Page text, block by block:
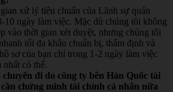
xử lý tiêu chuẩn của Lãnh sự quán
10 ngày làm việc. Mặc dù chúng tôi không
vào thời gian xét duyệt, nhưng chúng tôi
tối đa khâu chuẩn bị, thẩm định và
sơ của bạn chỉ trong 1-2 ngày làm việc
nhất có thể.
đi do công ty bên Hàn Quốc tài
chứng minh tài chính cá nhân nữa